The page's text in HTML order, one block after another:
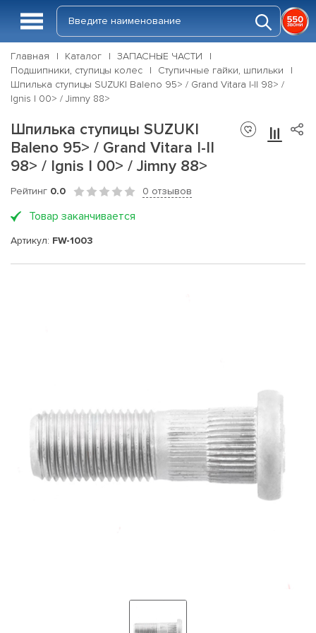
Главная Каталог
ЗАПАСНЫЕ ЧАСТИ
Подшипники, ступицы колес
Ступичные гайки, шпильки
Шпилька ступицы SUZUKI Baleno 95> / Grand Vitara I-II 98> /
Ignis I 00> / Jimny 88>
Шпилька ступицы SUZUKI
Baleno 95> / Grand Vitara I-II
98> / Ignis I 00> / Jimny 88>
Рейтинг 0.0 0 отзывов
Товар заканчивается
Артикул: FW-1003